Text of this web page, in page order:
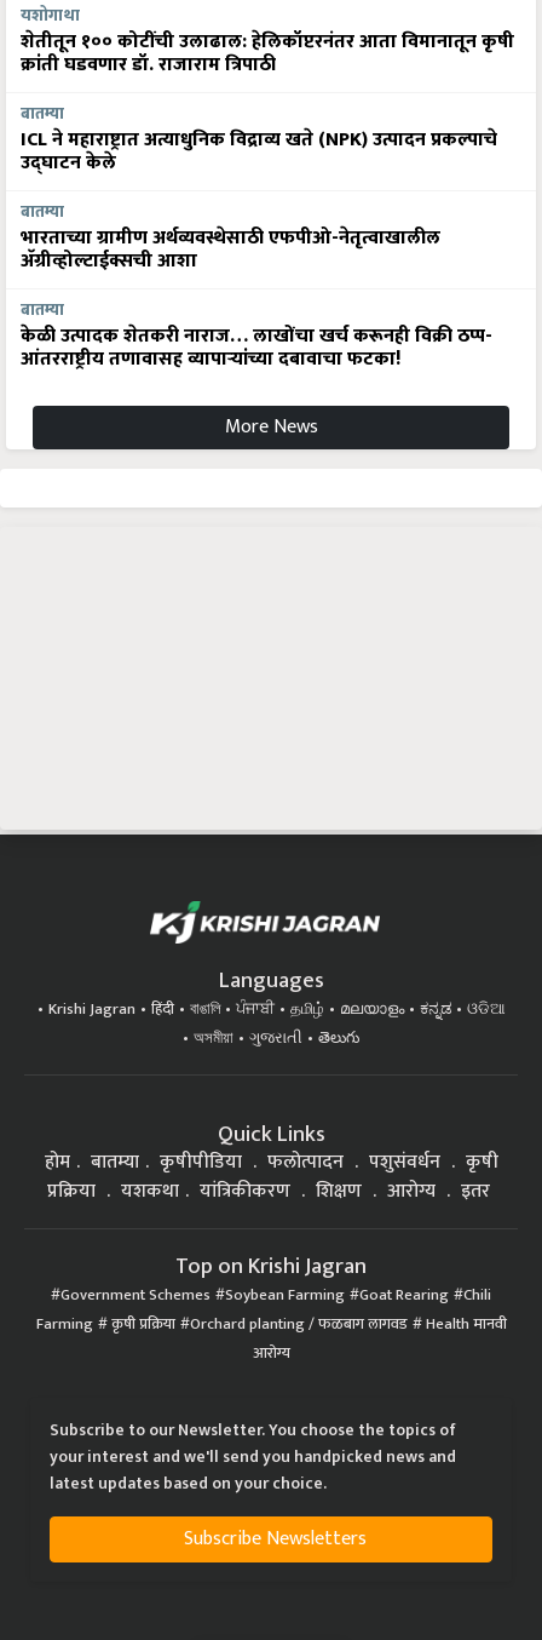
यशोगाथा
शेतीतून १०० कोटींची उलाढाल: हेलिकॉप्टरनंतर आता विमानातून कृषी
क्रांती घडवणार डॉ. राजाराम त्रिपाठी
बातम्या
ICL ने महाराष्ट्रात अत्याधुनिक विद्राव्य खते (NPK) उत्पादन प्रकल्पाचे
उद्घाटन केले
बातम्या
भारताच्या ग्रामीण अर्थव्यवस्थेसाठी एफपीओ-नेतृत्वाखालील
अ‍ॅग्रीव्होल्टाईक्सची आशा
बातम्या
केळी उत्पादक शेतकरी नाराज… लाखोंचा खर्च करूनही विक्री ठप्प-
आंतरराष्ट्रीय तणावासह व्यापाऱ्यांच्या दबावाचा फटका!
More News
Languages
Krishi Jagran हिंदी বাঙালি ਪੰਜਾਬੀ தமிழ் മലയാളം ಕನ್ನಡ
ଓଡିଆ
অসমীয়া
ગુજરાતી తెలుగు
Quick Links
होम बातम्या कृषीपीडिया फलोत्पादन पशुसंवर्धन
कृषी
प्रक्रिया
यशकथा यांत्रिकीकरण शिक्षण आरोग्य इतर
Top on Krishi Jagran
Government Schemes Soybean Farming Goat Rearing Chili
Farming कृषी प्रक्रिया Orchard planting / फळबाग लागवड Health मानवी
आरोग्य
Subscribe to our Newsletter. You choose the topics of
your interest and we'll send you handpicked news and
latest updates based on your choice.
Subscribe Newsletters